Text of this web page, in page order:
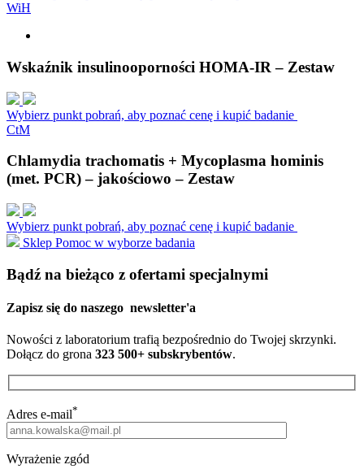
WiH
Wskaźnik insulinooporności HOMA-IR – Zestaw
Wybierz punkt pobrań, aby poznać cenę i kupić badanie
CtM
Chlamydia trachomatis + Mycoplasma hominis
(met. PCR) – jakościowo – Zestaw
Wybierz punkt pobrań, aby poznać cenę i kupić badanie
Sklep Pomoc w wyborze badania
Bądź na bieżąco z ofertami specjalnymi
Zapisz się do naszego newsletter'a
Nowości z laboratorium trafią bezpośrednio do Twojej skrzynki.
Dołącz do grona 323 500+ subskrybentów.
Adres e-mail*
Wyrażenie zgód